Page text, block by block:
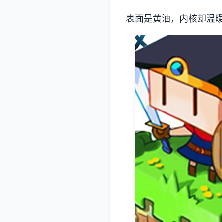
表面是黄油，内核却温